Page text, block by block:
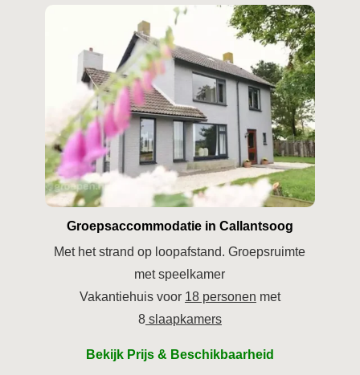
Groepsaccommodatie in Callantsoog
Met het strand op loopafstand. Groepsruimte
met speelkamer
Vakantiehuis voor 18 personen met
8slaapkamers
Bekijk Prijs & Beschikbaarheid